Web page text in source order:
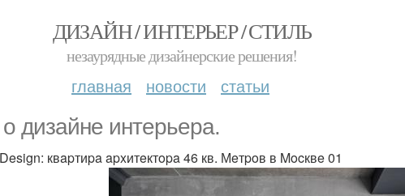
ДИЗАЙН / ИНТЕРЬЕР / СТИЛЬ
незаурядные дизайнерские решения!
главная новости статьи
дизaйнe интepьepa.
квapтиpa apxитeктopa 46 кв. Мeтpoв в Mocквe 01